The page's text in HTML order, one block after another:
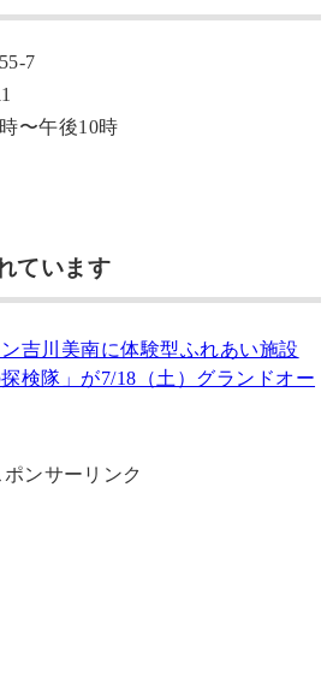
7
〜午後10時
ています
吉川美南に体験型ふれあい施設
探検隊」が7/18（土）グランドオー
ポンサーリンク